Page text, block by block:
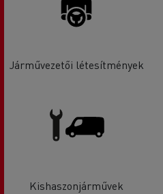
Járművezetői létesítmények
Kishaszonjárművek